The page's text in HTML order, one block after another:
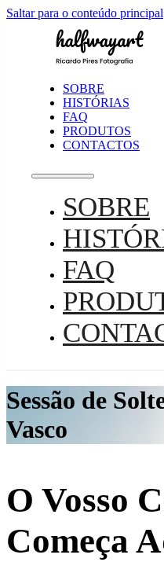
Saltar para o conteúdo principal
SOBRE
HISTÓRIAS
FAQ
PRODUTOS
CONTACTOS
SOBRE
FAQ
Sessão de
Vasco
O Vosso
Começa